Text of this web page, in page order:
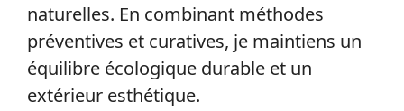
naturelles. En combinant méthodes
préventives et curatives, je maintiens un
équilibre écologique durable et un
extérieur esthétique.